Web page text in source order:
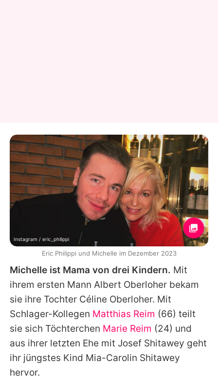
Michelle ist Mama von drei Kindern. Mit
ihrem ersten Mann Albert Oberloher bekam
sie ihre Tochter Céline Oberloher. Mit
Schlager-Kollegen Matthias Reim (66) teilt
sie sich Töchterchen Marie Reim (24) und
aus ihrer letzten Ehe mit Josef Shitawey geht
ihr jüngstes Kind Mia-Carolin Shitawey
hervor.
Instagram / eric_philippi
Eric Philippi und Michelle im Dezember 2023